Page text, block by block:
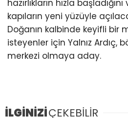
hazırlıkların hızla
kapıların yeni yüzüyle
Doğanın kalbinde keyifli bir
isteyenler için Yalnız Ardıç,
merkezi olmaya aday.
İLGİNİZİÇEKEBİLİR